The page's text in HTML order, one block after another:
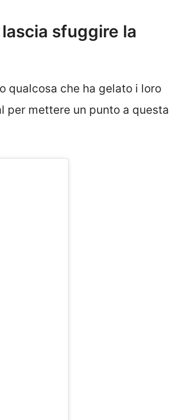
sfuggire la
qualcosa che ha gelato i loro
per mettere un punto a questa